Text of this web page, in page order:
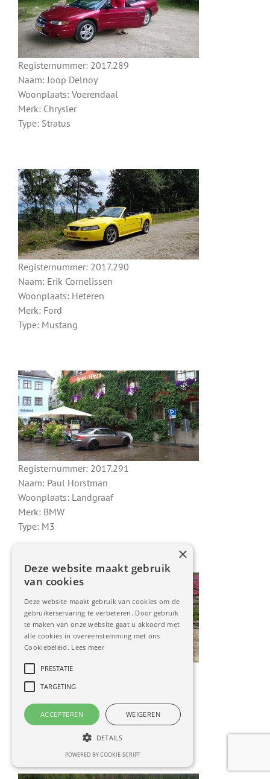
Registernummer: 2017.289
Naam: Joop Delnoy
Woonplaats: Voerendaal
Merk: Chrysler
Type: Stratus
Registernummer: 2017.290
Naam: Erik Cornelissen
Woonplaats: Heteren
Merk: Ford
Type: Mustang
Registernummer: 2017.291
Naam: Paul Horstman
Woonplaats: Landgraaf
Merk: BMW
Type: M3
Registernummer: 2017.292
Naam: Edwin Schuiling
Merk: Mercedes-Benz
Type: SLK 200
Deze website maakt gebruik
van cookies
Deze website maakt gebruik van cookies om de
gebruikerservaring te verbeteren. Door gebruik
te maken van onze website gaat u akkoord met
alle cookies in overeenstemming met ons
Cookiebeleid. Lees meer
PRESTATIE
TARGETING
ACCEPTEREN WEIGEREN
DETAILS
POWERED BY COOKIE-SCRIPT
×